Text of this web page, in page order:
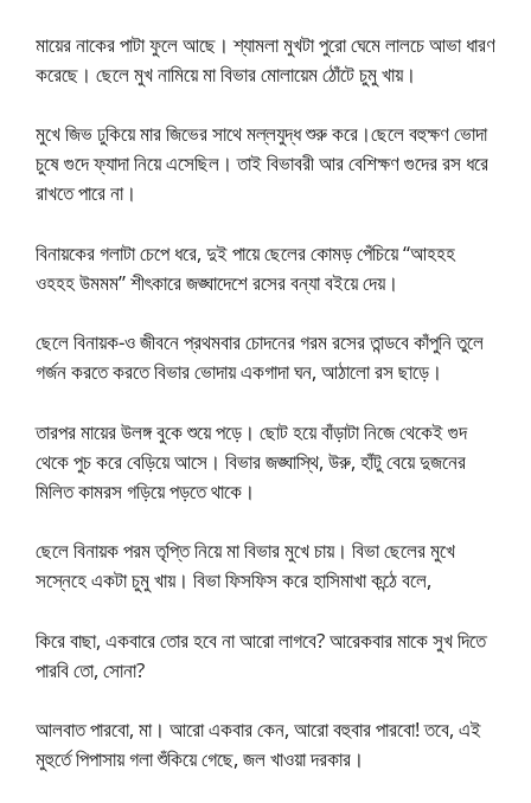
মায়ের নাকের পাটা ফুলে আছে। শ্যামলা মুখটা পুরো ঘেমে লালচে আভা ধারণ
করেছে। ছেলে মুখ নামিয়ে মা বিভার মোলায়েম ঠোঁটে চুমু খায়।
মুখে জিভ ঢুকিয়ে মার জিভের সাথে মল্লযুদ্ধ শুরু করে।ছেলে বহুক্ষণ ভোদা
চুষে গুদে ফ্যাদা নিয়ে এসেছিল। তাই বিভাবরী আর বেশিক্ষণ গুদের রস ধরে
রাখতে পারে না।
বিনায়কের গলাটা চেপে ধরে, দুই পায়ে ছেলের কোমড় পেঁচিয়ে “আহহহ
ওহহহ উমমম” শীৎকারে জঙ্ঘাদেশে রসের বন্যা বইয়ে দেয়।
ছেলে বিনায়ক-ও জীবনে প্রথমবার চোদনের গরম রসের তান্ডবে কাঁপুনি তুলে
গর্জন করতে করতে বিভার ভোদায় একগাদা ঘন, আঠালো রস ছাড়ে।
তারপর মায়ের উলঙ্গ বুকে শুয়ে পড়ে। ছোট হয়ে বাঁড়াটা নিজে থেকেই গুদ
থেকে পুচ করে বেড়িয়ে আসে। বিভার জঙ্ঘাস্থি, উরু, হাঁটু বেয়ে দুজনের
মিলিত কামরস গড়িয়ে পড়তে থাকে।
ছেলে বিনায়ক পরম তৃপ্তি নিয়ে মা বিভার মুখে চায়। বিভা ছেলের মুখে
সস্নেহে একটা চুমু খায়। বিভা ফিসফিস করে হাসিমাখা কন্ঠে বলে,
কিরে বাছা, একবারে তোর হবে না আরো লাগবে? আরেকবার মাকে সুখ দিতে
পারবি তো, সোনা?
আলবাত পারবো, মা। আরো একবার কেন, আরো বহুবার পারবো! তবে, এই
মুহুর্তে পিপাসায় গলা শুঁকিয়ে গেছে, জল খাওয়া দরকার।